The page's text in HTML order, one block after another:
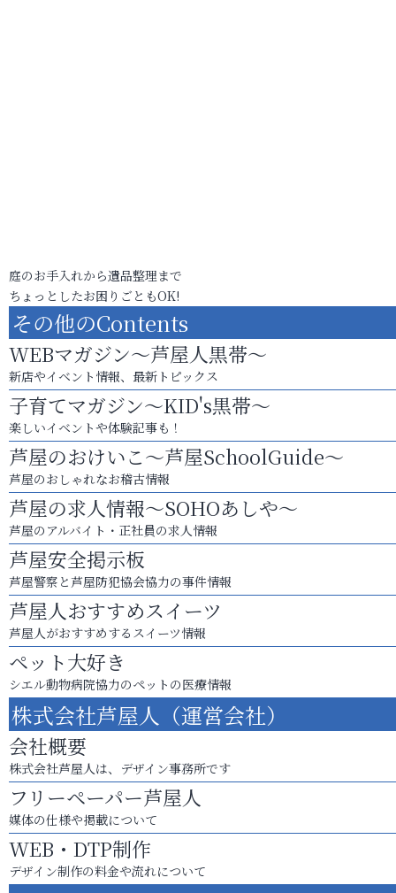
庭のお手入れから遺品整理まで
ちょっとしたお困りごともOK!
その他のContents
WEBマガジン～芦屋人黒帯～
新店やイベント情報、最新トピックス
子育てマガジン～KID's黒帯～
楽しいイベントや体験記事も！
芦屋のおけいこ～芦屋SchoolGuide～
芦屋のおしゃれなお稽古情報
芦屋の求人情報～SOHOあしや～
芦屋のアルバイト・正社員の求人情報
芦屋安全掲示板
芦屋警察と芦屋防犯協会協力の事件情報
芦屋人おすすめスイーツ
芦屋人がおすすめするスイーツ情報
ペット大好き
シエル動物病院協力のペットの医療情報
株式会社芦屋人（運営会社）
会社概要
株式会社芦屋人は、デザイン事務所です
フリーペーパー芦屋人
媒体の仕様や掲載について
WEB・DTP制作
デザイン制作の料金や流れについて